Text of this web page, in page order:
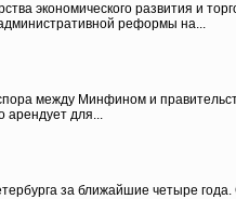
экономического развития и
реформы на...
между Минфином и
арендует для...
за ближайшие четыре